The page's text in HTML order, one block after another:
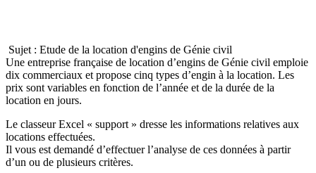
Sujet : Etude de la location d'engins de Génie civil
Une entreprise française de location d’engins de Génie civil emploie
dix commerciaux et propose cinq types d’engin à la location. Les
prix sont variables en fonction de l’année et de la durée de la
location en jours.
Le classeur Excel « support » dresse les informations relatives aux
locations effectuées.
Il vous est demandé d’effectuer l’analyse de ces données à partir
d’un ou de plusieurs critères.